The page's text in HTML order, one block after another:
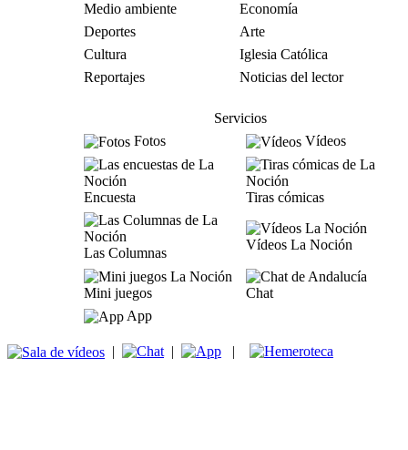
Medio ambiente
Economía
Deportes
Arte
Cultura
Iglesia Católica
Reportajes
Noticias del lector
Servicios
Fotos
Vídeos
Encuesta Tiras cómicas
Las Columnas
Vídeos La Noción
Mini juegos
Chat
App
| | |